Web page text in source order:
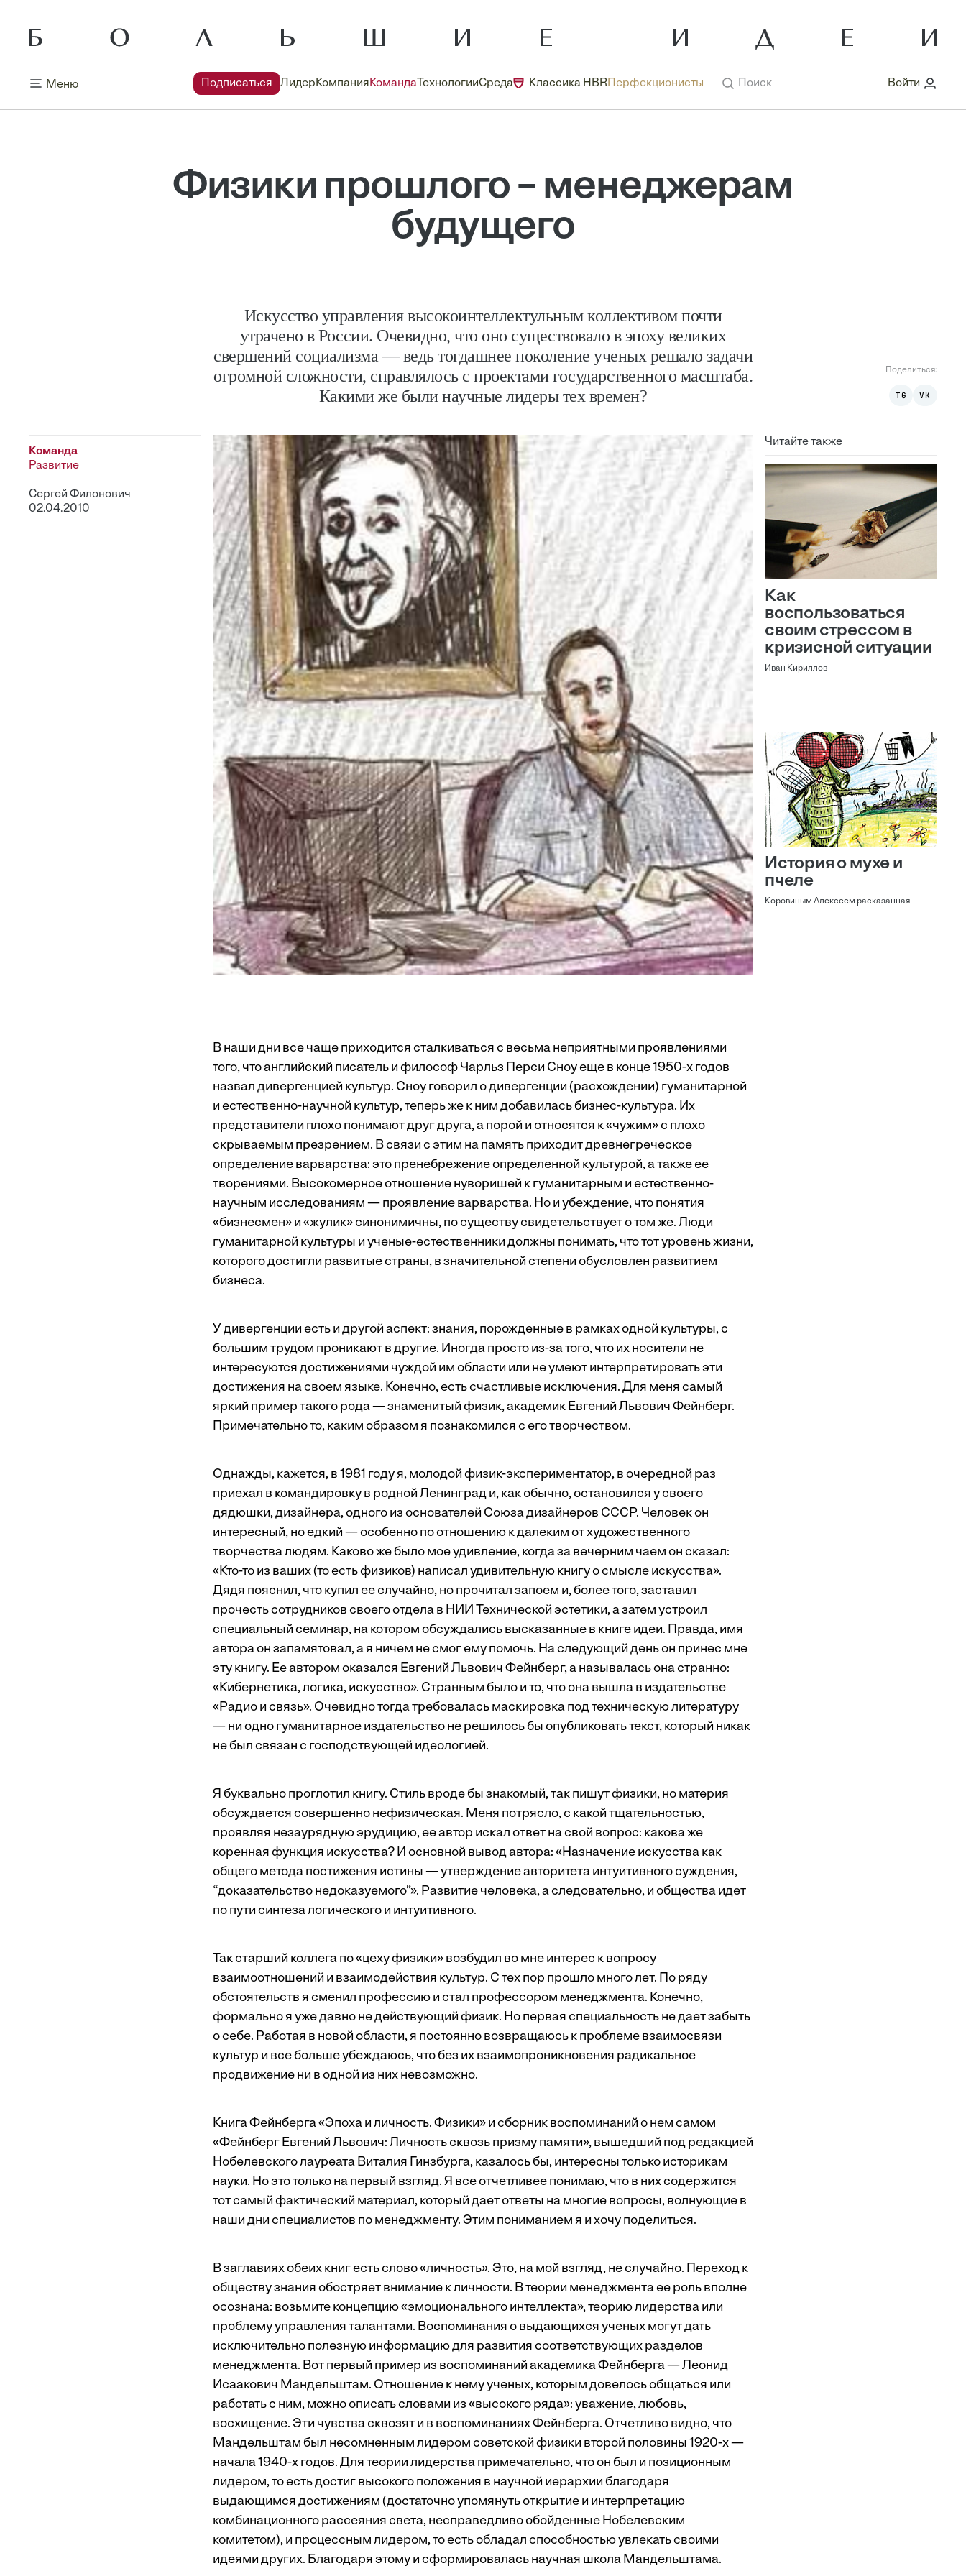
Меню Подписаться ЛидерКомпанияКоманда ТехнологииСреда Классика HBR Перфекционисты Поиск Войти
Физики прошлого – менеджерам
будущего
Искусство управления высокоинтеллектульным коллективом почти
утрачено в России. Очевидно, что оно существовало в эпоху великих
свершений социализма — ведь тогдашнее поколение ученых решало задачи
огромной сложности, справлялось с проектами государственного масштаба.
Какими же были научные лидеры тех времен?
Поделиться:
TG VK
Команда
Развитие
Сергей Филонович
02.04.2010
Читайте также
Как
воспользоваться
своим стрессом в
кризисной ситуации
Иван Кириллов
История о мухе и
пчеле
Коровиным Алексеем расказанная
В наши дни все чаще приходится сталкиваться с весьма неприятными проявлениями
того, что английский писатель и философ Чарльз Перси Сноу еще в конце 1950-х годов
назвал дивергенцией культур. Сноу говорил о дивергенции (расхождении) гуманитарной
и естественно-научной культур, теперь же к ним добавилась бизнес-культура. Их
представители плохо понимают друг друга, а порой и относятся к «чужим» с плохо
скрываемым презрением. В связи с этим на память приходит древнегреческое
определение варварства: это пренебрежение определенной культурой, а также ее
творениями. Высокомерное отношение нуворишей к гуманитарным и естественно-
научным исследованиям — проявление варварства. Но и убеждение, что понятия
«бизнесмен» и «жулик» синонимичны, по существу свидетельствует о том же. Люди
гуманитарной культуры и ученые-естественники должны понимать, что тот уровень жизни,
которого достигли развитые страны, в значительной степени обусловлен развитием
бизнеса.
У дивергенции есть и другой аспект: знания, порожденные в рамках одной культуры, с
большим трудом проникают в другие. Иногда просто из-за того, что их носители не
интересуются достижениями чуждой им области или не умеют интерпретировать эти
достижения на своем языке. Конечно, есть счастливые исключения. Для меня самый
яркий пример такого рода — знаменитый физик, академик Евгений Львович Фейнберг.
Примечательно то, каким образом я познакомился с его творчеством.
Однажды, кажется, в 1981 году я, молодой физик-экспериментатор, в очередной раз
приехал в командировку в родной Ленинград и, как обычно, остановился у своего
дядюшки, дизайнера, одного из основателей Союза дизайнеров СССР. Человек он
интересный, но едкий — особенно по отношению к далеким от художественного
творчества людям. Каково же было мое удивление, когда за вечерним чаем он сказал:
«Кто-то из ваших (то есть физиков) написал удивительную книгу о смысле искусства».
Дядя пояснил, что купил ее случайно, но прочитал запоем и, более того, заставил
прочесть сотрудников своего отдела в НИИ Технической эстетики, а затем устроил
специальный семинар, на котором обсуждались высказанные в книге идеи. Правда, имя
автора он запамятовал, а я ничем не смог ему помочь. На следующий день он принес мне
эту книгу. Ее автором оказался Евгений Львович Фейнберг, а называлась она странно:
«Кибернетика, логика, искусство». Странным было и то, что она вышла в издательстве
«Радио и связь». Очевидно тогда требовалась маскировка под техническую литературу
— ни одно гуманитарное издательство не решилось бы опубликовать текст, который никак
не был связан с господствующей идеологией.
Я буквально проглотил книгу. Стиль вроде бы знакомый, так пишут физики, но материя
обсуждается совершенно нефизическая. Меня потрясло, с какой тщательностью,
проявляя незаурядную эрудицию, ее автор искал ответ на свой вопрос: какова же
коренная функция искусства? И основной вывод автора: «Назначение искусства как
общего метода постижения истины — утверждение авторитета интуитивного суждения,
“доказательство недоказуемого”». Развитие человека, а следовательно, и общества идет
по пути синтеза логического и интуитивного.
Так старший коллега по «цеху физики» возбудил во мне интерес к вопросу
взаимоотношений и взаимодействия культур. С тех пор прошло много лет. По ряду
обстоятельств я сменил профессию и стал профессором менеджмента. Конечно,
формально я уже давно не действующий физик. Но первая специальность не дает забыть
о себе. Работая в новой области, я постоянно возвращаюсь к проблеме взаимосвязи
культур и все больше убеждаюсь, что без их взаимопроникновения радикальное
продвижение ни в одной из них невозможно.
Книга Фейнберга «Эпоха и личность. Физики» и сборник воспоминаний о нем самом
«Фейнберг Евгений Львович: Личность сквозь призму памяти», вышедший под редакцией
Нобелевского лауреата Виталия Гинзбурга, казалось бы, интересны только историкам
науки. Но это только на первый взгляд. Я все отчетливее понимаю, что в них содержится
тот самый фактический материал, который дает ответы на многие вопросы, волнующие в
наши дни специалистов по менеджменту. Этим пониманием я и хочу поделиться.
В заглавиях обеих книг есть слово «личность». Это, на мой взгляд, не случайно. Переход к
обществу знания обостряет внимание к личности. В теории менеджмента ее роль вполне
осознана: возьмите концепцию «эмоционального интеллекта», теорию лидерства или
проблему управления талантами. Воспоминания о выдающихся ученых могут дать
исключительно полезную информацию для развития соответствующих разделов
менеджмента. Вот первый пример из воспоминаний академика Фейнберга — Леонид
Исаакович Мандельштам. Отношение к нему ученых, которым довелось общаться или
работать с ним, можно описать словами из «высокого ряда»: уважение, любовь,
восхищение. Эти чувства сквозят и в воспоминаниях Фейнберга. Отчетливо видно, что
Мандельштам был несомненным лидером советской физики второй половины 1920-х —
начала 1940-х годов. Для теории лидерства примечательно, что он был и позиционным
лидером, то есть достиг высокого положения в научной иерархии благодаря
выдающимся достижениям (достаточно упомянуть открытие и интерпретацию
комбинационного рассеяния света, несправедливо обойденные Нобелевским
комитетом), и процессным лидером, то есть обладал способностью увлекать своими
идеями других. Благодаря этому и сформировалась научная школа Мандельштама.